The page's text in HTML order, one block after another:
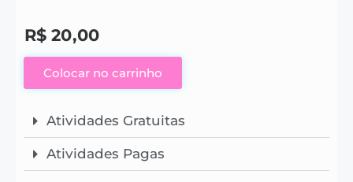
R$ 20,00
Colocar no carrinho
Atividades Gratuitas
Atividades Pagas